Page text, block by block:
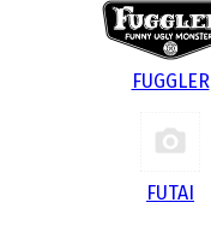
FUGGLER
FUTAI